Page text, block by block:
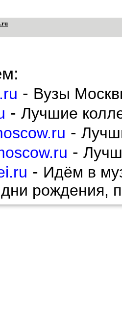
- Вузы
- Лучшие
-
-
- Идём в
рождения,